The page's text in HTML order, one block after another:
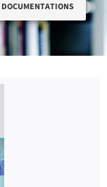
DOCUMENTATIONS